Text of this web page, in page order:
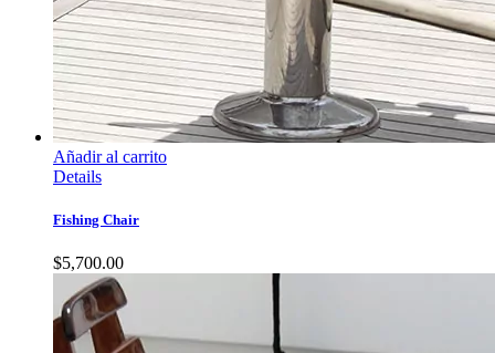
Añadir al carrito
Details
Fishing Chair
$5,700.00